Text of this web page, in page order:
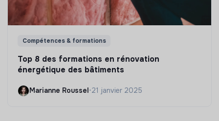
Compétences & formations
Top 8 des formations en rénovation
énergétique des bâtiments
Marianne Roussel •21 janvier 2025